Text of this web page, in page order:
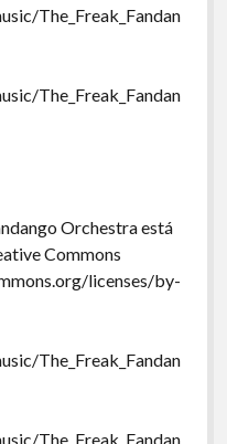
The_Freak_Fandan
The_Freak_Fandan
Orchestra está
Commons
licenses/by-
The_Freak_Fandan
The_Freak_Fandan